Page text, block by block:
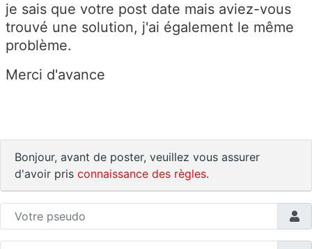
je sais que votre post date mais aviez-vous
trouvé une solution, j'ai également le même
problème.
Merci d'avance
Bonjour, avant de poster, veuillez vous assurer
d'avoir pris connaissance des règles.